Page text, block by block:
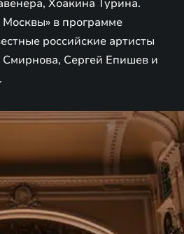
Хоакина Турина.
Москвы» в программе
российские артисты
Смирнова, Сергей Епишев и